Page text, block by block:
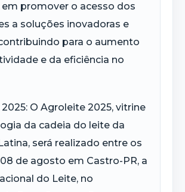
em promover o acesso dos
a soluções inovadoras e
para o aumento
e da eficiência no
2025: O Agroleite 2025, vitrine
da cadeia do leite da
será realizado entre os
08 de agosto em Castro-PR, a
do Leite, no